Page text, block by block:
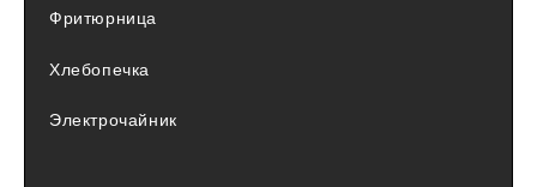
Фритюрница
Хлебопечка
Электрочайник